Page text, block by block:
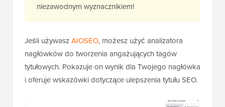
niezawodnym wyznacznikiem!
Jeśli używaszAIOSEO, możesz użyć analizatora
nagłówków do tworzenia angażujących tagów
tytułowych. Pokazuje on wynik dla Twojego nagłówka
i oferuje wskazówki dotyczące ulepszenia tytułu SEO.